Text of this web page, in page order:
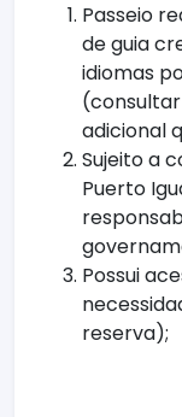
Passeio
de guia
idiomas
adicional
Sujeito a
Puerto
Possui
reserva);